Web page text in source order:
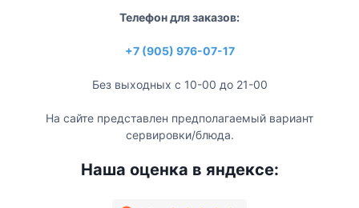
Телефон для заказов:
+7 (905) 976-07-17
Без выходных с 10-00 до 21-00
На сайте представлен предполагаемый вариант
сервировки/блюда.
Наша оценка в яндексе: